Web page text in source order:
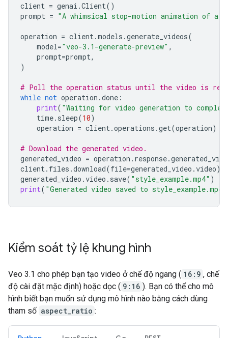
client = genai .Client()
prompt = "A whimsical stop-motion animation of a
operation = client.models .generate_videos(
model="veo-3.1-generate-preview" ,
prompt=prompt,
)
# Poll the operation status until the video is
while not operation .done :
print( "Waiting for video generation to
time. sleep(10)
operation = client.operations .get(operation)
# Download the generated video.
generated_video = operation . response.
client. files .download(file=generated_video .video)
generated_video .video . save( "style_example.mp4" )
print( "Generated video saved to style_example.mp4"
Kiểm soát tỷ lệ khung hình
Veo 3.1 cho phép bạn tạo video ở chế độ ngang ( 16:9 , chế
độ cài đặt mặc định) hoặc dọc ( 9:16 ). Bạn có thể cho mô
hình biết bạn muốn sử dụng mô hình nào bằng cách dùng
tham số aspect_ratio :